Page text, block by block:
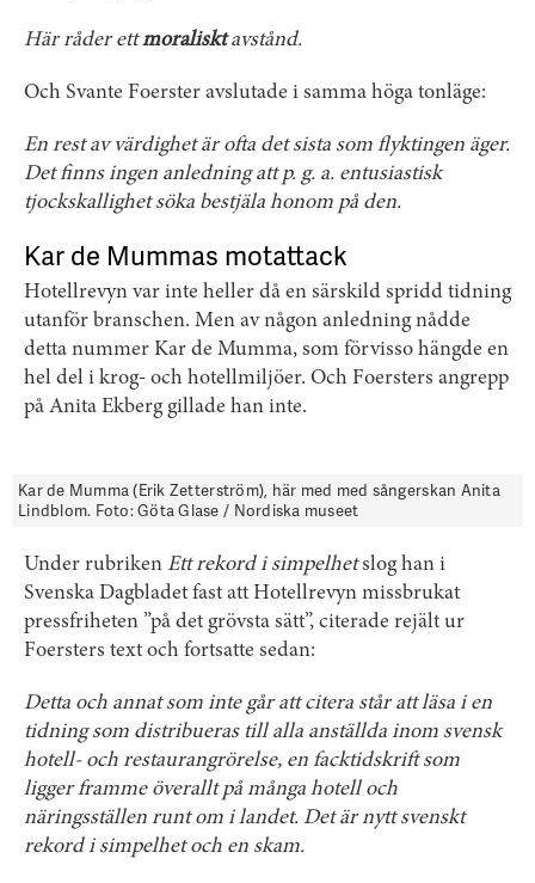
Här råder ettmoralisktavstånd.
Och Svante Foerster avslutade i samma höga tonläge:
En rest av värdighet är ofta det sista som flyktingen äger.
Det finns ingen anledning att p. g. a. entusiastisk
tjockskallighet söka bestjäla honom på den.
Kar de Mummas motattack
Hotellrevyn var inte heller då en särskild spridd tidning
utanför branschen. Men av någon anledning nådde
detta nummer Kar de Mumma, som förvisso hängde en
hel del i krog- och hotellmiljöer. Och Foersters angrepp
på Anita Ekberg gillade han inte.
Kar de Mumma (Erik Zetterström), här med med sångerskan Anita
Lindblom. Foto: Göta Glase / Nordiska museet
Under rubriken Ett rekord i simpelhetslog han i
Svenska Dagbladet fast att Hotellrevyn missbrukat
pressfriheten ”på det grövsta sätt”, citerade rejält ur
Foersters text och fortsatte sedan:
Detta och annat som inte går att citera står att läsa i en
tidning som distribueras till alla anställda inom svensk
hotell- och restaurangrörelse, en facktidskrift som
ligger framme överallt på många hotell och
näringsställen runt om i landet. Det är nytt svenskt
rekord i simpelhet och en skam.